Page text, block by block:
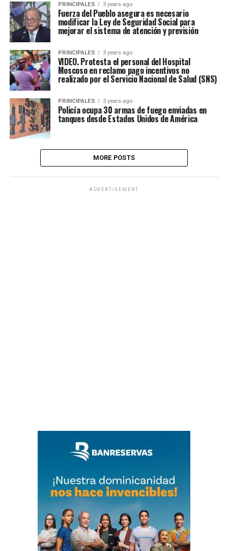
PRINCIPALES 3 years ago
Fuerza del Pueblo asegura es necesario
modificar la Ley de Seguridad Social para
mejorar el sistema de atención y previsión
PRINCIPALES 3 years ago
VIDEO. Protesta el personal del Hospital
Moscoso en reclamo pago incentivos no
realizado por el Servicio Nacional de Salud (SNS)
PRINCIPALES 3 years ago
Policía ocupa 30 armas de fuego enviadas en
tanques desde Estados Unidos de América
MORE POSTS
ADVERTISEMENT